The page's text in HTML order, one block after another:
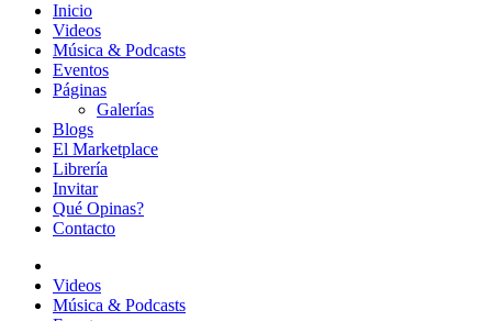
Inicio
Videos
Música & Podcasts
Eventos
Páginas
Galerías
Blogs
El Marketplace
Librería
Invitar
Qué Opinas?
Contacto
Videos
Música & Podcasts